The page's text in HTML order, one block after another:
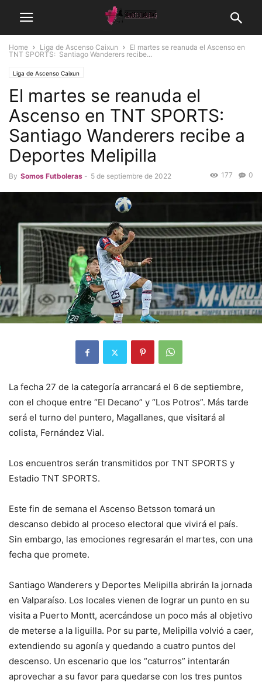
Home Liga de Ascenso Caixun
El martes se reanuda el Ascenso en
TNT SPORTS: Santiago Wanderers recibe...
Liga de Ascenso Caixun
El martes se reanuda el
Ascenso en TNT SPORTS:
Santiago Wanderers recibe a
Deportes Melipilla
By Somos Futboleras - 5 de septiembre de 2022 0
177
La fecha 27 de la categoría arrancará el 6 de septiembre,
con el choque entre “El Decano” y “Los Potros”. Más tarde
será el turno del puntero, Magallanes, que visitará al
colista, Fernández Vial.
Los encuentros serán transmitidos por TNT SPORTS y
Estadio TNT SPORTS.
Este fin de semana el Ascenso Betsson tomará un
descanso debido al proceso electoral que vivirá el país.
Sin embargo, las emociones regresarán el martes, con una
fecha que promete.
Santiago Wanderers y Deportes Melipilla abrirán la jornada
en Valparaíso. Los locales vienen de lograr un punto en su
visita a Puerto Montt, acercándose un poco más al objetivo
de meterse a la liguilla. Por su parte, Melipilla volvió a caer,
extendiendo su agonía y quedando a cuatro puntos del
descenso. Un escenario que los “caturros” intentarán
aprovechar a su favor para quedarse con los tres puntos